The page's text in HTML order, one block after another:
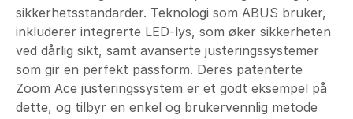
sikkerhetsstandarder. Teknologi som ABUS bruker,
inkluderer integrerte LED-lys, som øker sikkerheten
ved dårlig sikt, samt avanserte justeringssystemer
som gir en perfekt passform. Deres patenterte
Zoom Ace justeringssystem er et godt eksempel på
dette, og tilbyr en enkel og brukervennlig metode